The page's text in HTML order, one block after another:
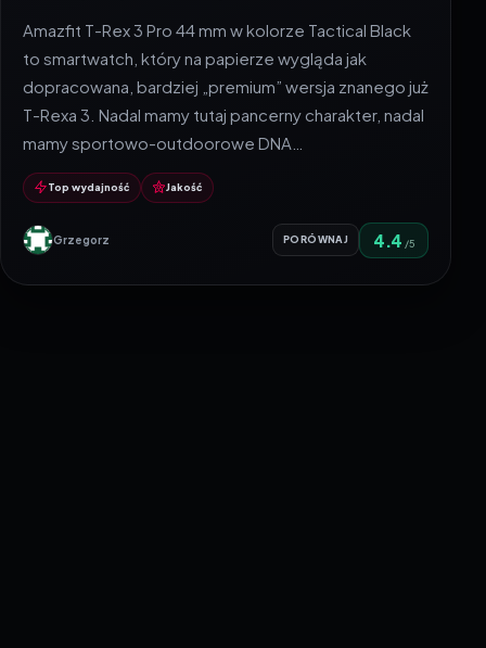
Amazfit T-Rex 3 Pro 44 mm w kolorze Tactical Black
to smartwatch, który na papierze wygląda jak
dopracowana, bardziej „premium” wersja znanego już
T-Rexa 3. Nadal mamy tutaj pancerny charakter, nadal
mamy sportowo-outdoorowe DNA…
Top wydajność Jakość
Grzegorz PORÓWNAJ 4.4 /5